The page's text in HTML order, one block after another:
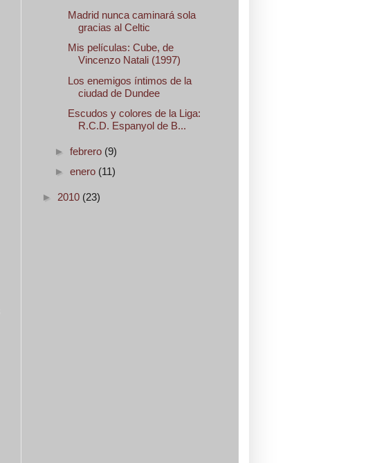
Madrid nunca caminará sola
gracias al Celtic
Mis películas: Cube, de
Vincenzo Natali (1997)
Los enemigos íntimos de la
ciudad de Dundee
Escudos y colores de la Liga:
R.C.D. Espanyol de B...
► febrero (9)
► enero (11)
► 2010 (23)